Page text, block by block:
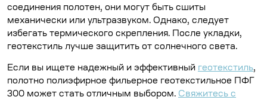
соединения полотен, они могут быть сшиты
механически или ультразвуком. Однако, следует
избегать термического скрепления. После укладки,
геотекстиль лучше защитить от солнечного света.
Если вы ищете надежный и эффективный геотекстиль,
полотно полиэфирное фильерное геотекстильное ПФГ
300 может стать отличным выбором. Свяжитесь с